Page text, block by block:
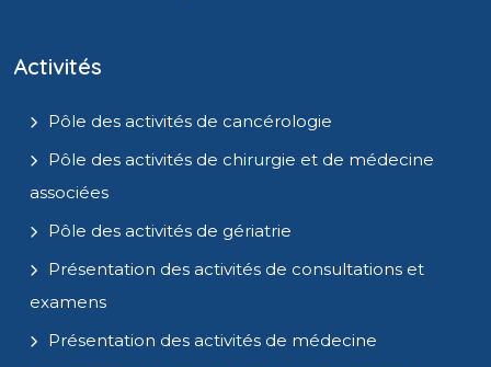
Activités
Pôle des activités de cancérologie
Pôle des activités de chirurgie et de médecine
associées
Pôle des activités de gériatrie
Présentation des activités de consultations et
examens
Présentation des activités de médecine